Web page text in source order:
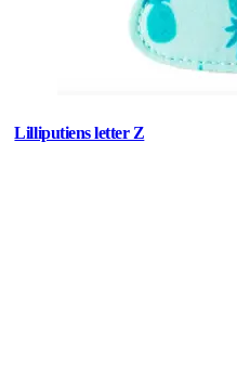
Lilliputiens letter Z